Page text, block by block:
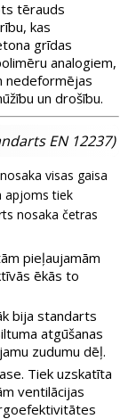
tērauds
kas
grīdas
analogiem,
nedeformējas
un drošību.
EN 12237)
visas gaisa
apjoms tiek
nosaka četras
pieļaujamām
ēkās to
bija standarts
atgūšanas
zudumu dēļ.
Tiek uzskatīta
ventilācijas